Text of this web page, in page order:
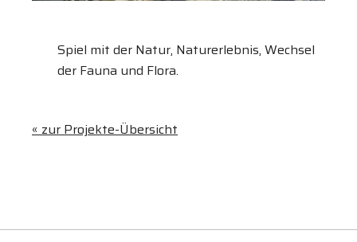
Spiel mit der Natur, Naturerlebnis, Wechsel
der Fauna und Flora.
« zur Projekte-Übersicht